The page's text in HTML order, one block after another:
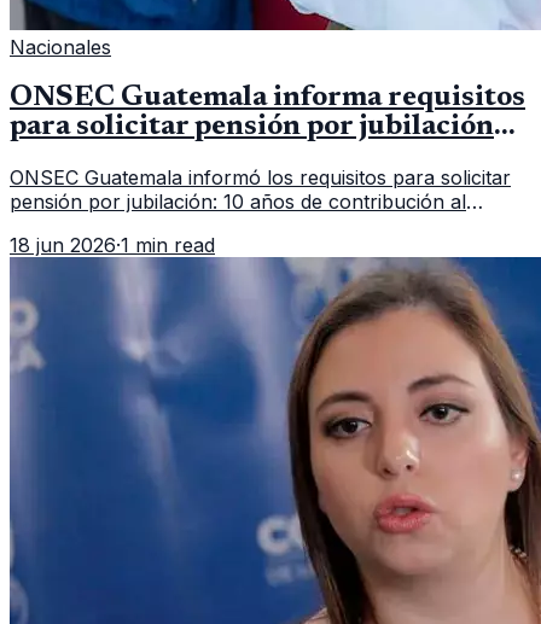
Nacionales
ONSEC Guatemala informa requisitos
para solicitar pensión por jubilación
ONSEC Guatemala informó los requisitos para solicitar
pensión por jubilación: 10 años de contribución al
importar edad.
18 jun 2026·1 min read